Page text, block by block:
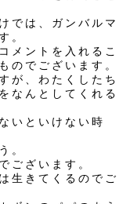
では、ガンバルマ
。
メントを入れるこ
のでございます。
が、わたくしたち
なんとしてくれる
いといけない時
。
ございます。
生きてくるのでご